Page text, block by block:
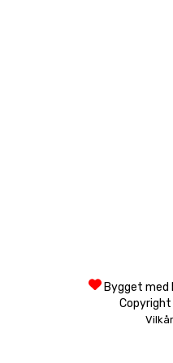
Bygget med
Vilkår